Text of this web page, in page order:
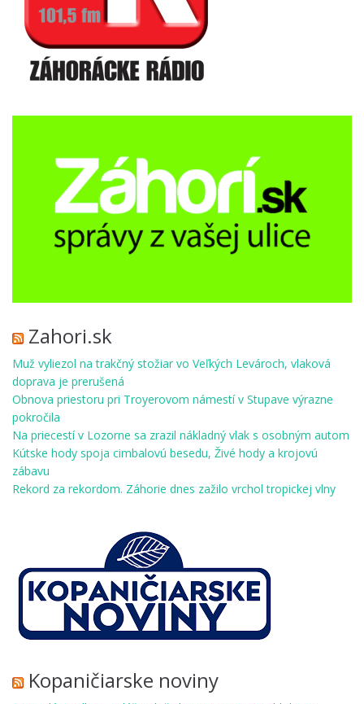
Zahori.sk
Muž vyliezol na trakčný stožiar vo Veľkých Levároch, vlaková
doprava je prerušená
Obnova priestoru pri Troyerovom námestí v Stupave výrazne
pokročila
Na priecestí v Lozorne sa zrazil nákladný vlak s osobným autom
Kútske hody spoja cimbalovú besedu, Živé hody a krojovú
zábavu
Rekord za rekordom. Záhorie dnes zažilo vrchol tropickej vlny
Kopaničiarske noviny